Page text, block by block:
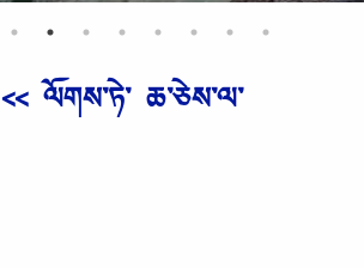
<< ལོགས༌ཏེ༌ ཆ༌ཅེས༌ལ༌